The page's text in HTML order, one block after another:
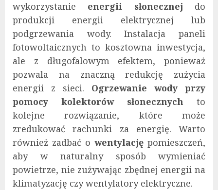
wykorzystanie energii słonecznej do
produkcji energii elektrycznej lub
podgrzewania wody. Instalacja paneli
fotowoltaicznych to kosztowna inwestycja,
ale z długofalowym efektem, ponieważ
pozwala na znaczną redukcję zużycia
energii z sieci. Ogrzewanie wody przy
pomocy kolektorów słonecznych to
kolejne rozwiązanie, które może
zredukować rachunki za energię. Warto
również zadbać o wentylację pomieszczeń,
aby w naturalny sposób wymieniać
powietrze, nie zużywając zbędnej energii na
klimatyzację czy wentylatory elektryczne.